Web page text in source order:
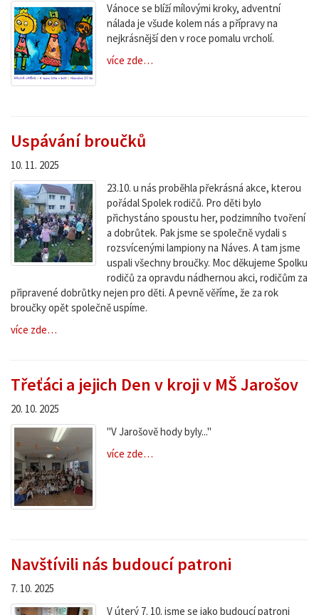
Vánoce se blíží mílovými kroky, adventní
nálada je všude kolem nás a přípravy na
nejkrásnější den v roce pomalu vrcholí.
více zde…
Uspávání broučků
10. 11. 2025
23.10. u nás proběhla překrásná akce, kterou
pořádal Spolek rodičů. Pro děti bylo
přichystáno spoustu her, podzimního tvoření
a dobrůtek. Pak jsme se společně vydali s
rozsvícenými lampiony na Náves. A tam jsme
uspali všechny broučky. Moc děkujeme Spolku
rodičů za opravdu nádhernou akci, rodičům za
připravené dobrůtky nejen pro děti. A pevně věříme, že za rok
broučky opět společně uspíme.
více zde…
Třeťáci a jejich Den v kroji v MŠ Jarošov
20. 10. 2025
"V Jarošově hody byly..."
více zde…
Navštívili nás budoucí patroni
7. 10. 2025
V úterý 7. 10. jsme se jako budoucí patroni